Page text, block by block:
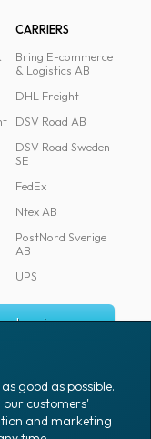
CARRIERS
Bring E-commerce
& Logistics AB
DHL Freight
DSV Road AB
DSV Road Sweden
SE
FedEx
Ntex AB
PostNord Sverige
AB
UPS
Log in
Sign up
good as possible.
our customers'
and marketing